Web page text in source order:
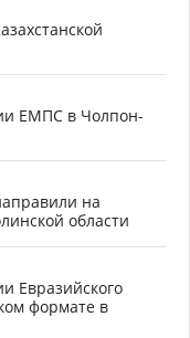
ЕМПС в Чолпон-
на
области
Евразийского
формате в